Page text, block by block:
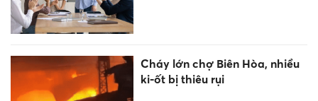
Cháy lớn chợ Biên Hòa, nhiều
ki-ốt bị thiêu rụi